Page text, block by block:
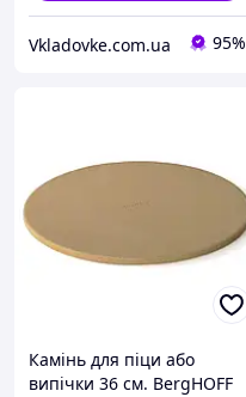
Vkladovke.com.ua 95%
Камінь для піци або
випічки 36 см. BergHOFF